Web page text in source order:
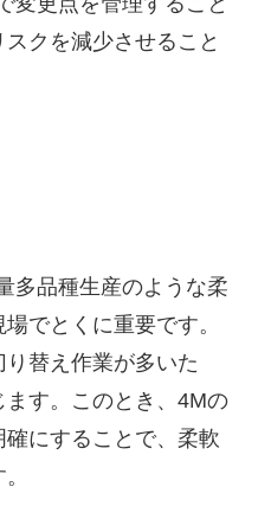
クを減少させること
多品種生産のような柔
でとくに重要です。
替え作業が多いた
す。このとき、4Mの
にすることで、柔軟